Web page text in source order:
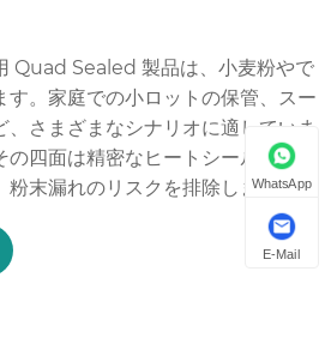
Quad Sealed 製品は、小麦粉やで
。家庭での小ロットの保管、スー
さまざまなシナリオに適していま
四面は精密なヒートシール技術で
末漏れのリスクを排除します。
WhatsApp
E-Mail